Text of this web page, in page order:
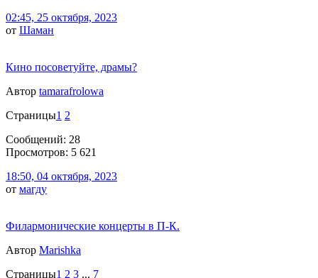
02:45, 25 октября, 2023
от Шаман
Кино посоветуйте, драмы?
Автор tamarafrolowa
Страницы1 2
Сообщений: 28
Просмотров: 5 621
18:50, 04 октября, 2023
от магду
Филармонические концерты в П-К.
Автор Marishka
Страницы1 2 3 ... 7